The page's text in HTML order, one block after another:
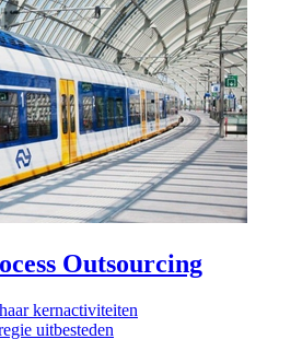
Outsourcing
kernactiviteiten
uitbesteden